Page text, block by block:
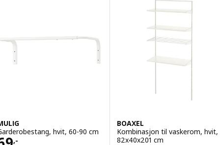
hvit, 60-90 cm
,-
BOAXEL
Kombinasjon til vaskerom, hvit,
82x40x201 cm